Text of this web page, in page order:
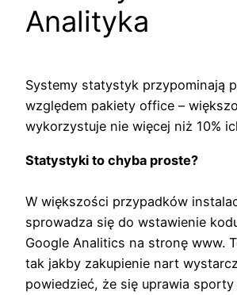
Analityka
Systemy statystyk przypominają
względem pakiety office –
wykorzystuje nie więcej niż 10%
Statystyki to chyba proste?
W większości przypadków
sprowadza się do wstawienie
Google Analitics na stronę www.
tak jakby zakupienie nart
powiedzieć, że się uprawia sporty